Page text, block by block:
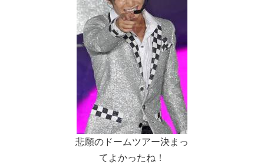
悲願のドームツアー決まっ
てよかったね！